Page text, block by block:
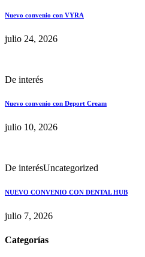
Nuevo convenio con VYRA
julio 24, 2026
De interés
Nuevo convenio con Deport Cream
julio 10, 2026
De interésUncategorized
NUEVO CONVENIO CON DENTAL HUB
julio 7, 2026
Categorías